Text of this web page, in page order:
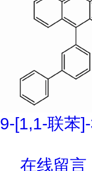
9-[1,1-联苯
在线留言